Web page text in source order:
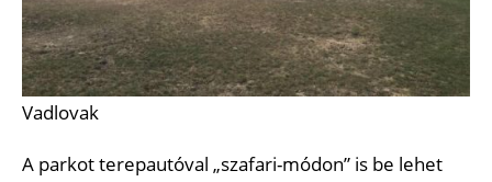
Vadlovak
A parkot terepautóval „szafari-módon” is be lehet